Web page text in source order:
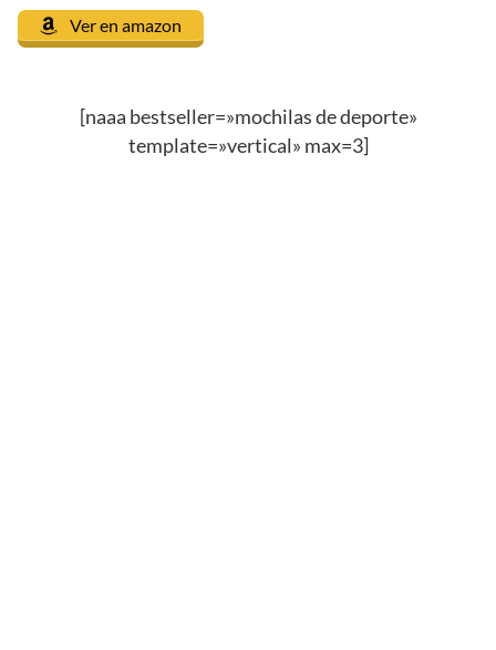
Ver en amazon
[naaa bestseller=»mochilas de deporte»
template=»vertical» max=3]